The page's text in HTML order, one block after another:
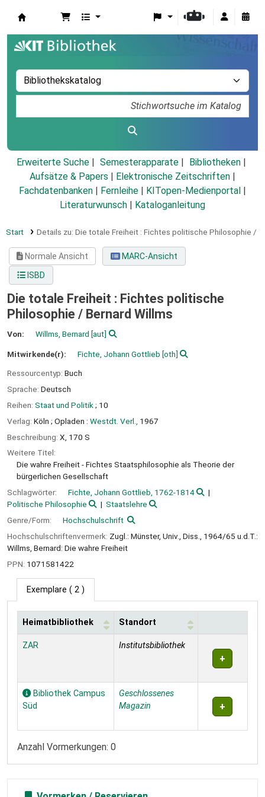
Erweiterte Suche Semesterapparate
Bibliotheken
Aufsätze & Papers
Elektronische Zeitschriften
Fachdatenbanken
Fernleihe KITopen-Medienportal
Literaturwunsch
Kataloganleitung
Start Details zu: Die totale Freiheit : Fichtes politische Philosophie /
Normale Ansicht
MARC-Ansicht
ISBD
Die totale Freiheit : Fichtes politische
Philosophie / Bernard Willms
Von: Willms, Bernard [aut]
Mitwirkende(r): Fichte, Johann Gottlieb [oth]
Ressourcentyp: Buch
Sprache: Deutsch
Reihen: Staat und Politik ; 10
Verlag: Köln ; Opladen : Westdt. Verl.,
1967
Beschreibung: X, 170 S
Weitere Titel:
Die wahre Freiheit - Fichtes Staatsphilosophie als Theorie der
bürgerlichen Gesellschaft
Schlagwörter:
Fichte, Johann Gottlieb, 1762-1814
Politische Philosophie
Staatslehre
Genre/Form:
Hochschulschrift
Hochschulschriftenvermerk: Zugl.: Münster, Univ., Diss., 1964/65 u.d.T.:
Willms, Bernard: Die wahre Freiheit
PPN: 1071581422
Exemplare ( 2 )
Exemplare
Heimatbibliothek Standort
ZAR Institutsbibliothek
Bibliothek Campus
Süd
Geschlossenes
Magazin
Anzahl Vormerkungen: 0